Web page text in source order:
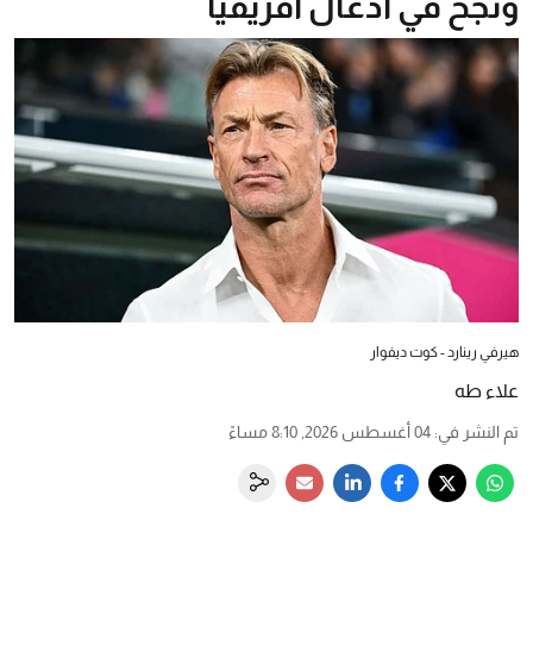
هيرفي رينارد - كوت ديفوار
علاء طه
تم النشر في: 04 أغسطس 2026, 8:10 مساءً